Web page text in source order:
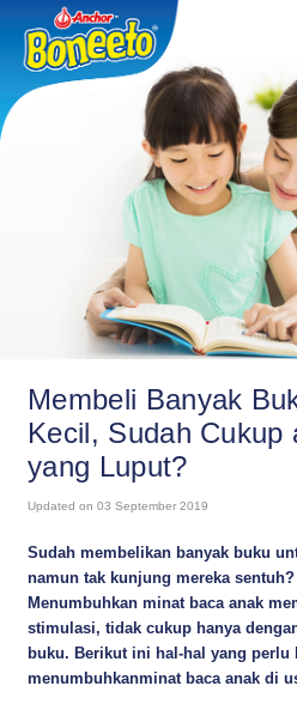
Membeli Banyak
Kecil, Sudah Cukup
yang Luput?
Updated on 03 September 2019
Sudah membelikan banyak buku
namun tak kunjung mereka
Menumbuhkan minat baca anak
stimulasi, tidak cukup hanya
buku. Berikut ini hal-hal yang perlu
menumbuhkanminat baca anak di